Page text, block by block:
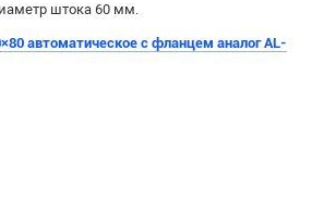
штока 60 мм.
автоматическое с фланцем аналог AL-